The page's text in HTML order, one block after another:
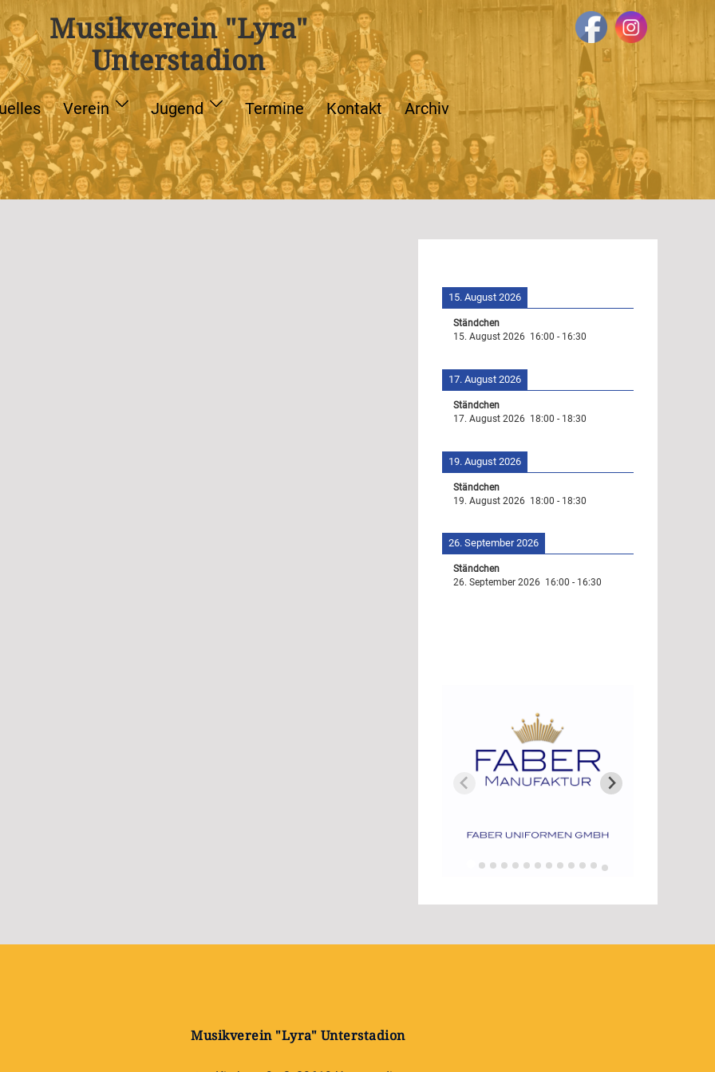
Musikverein "Lyra"
Unterstadion
Verein Jugend Termine Kontakt Archiv
15. August 2026
Ständchen
15. August 2026 16:00 - 16:30
17. August 2026
Ständchen
17. August 2026 18:00 - 18:30
19. August 2026
Ständchen
19. August 2026 18:00 - 18:30
26. September 2026
Ständchen
26. September 2026 16:00 - 16:30
Musikverein "Lyra" Unterstadion